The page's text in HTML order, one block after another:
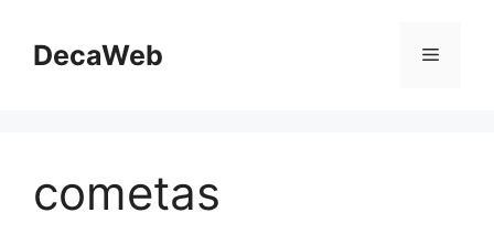
contenido
DecaWeb Menú
cometas